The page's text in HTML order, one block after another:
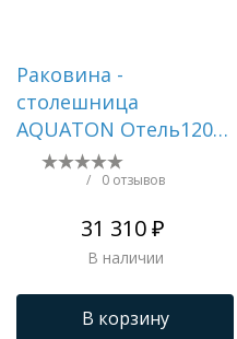
Раковина -
столешница
AQUATON Отель1200,
белая ()
1A70093NOT01L
/ 0 отзывов
31 310 ₽
В наличии
В корзину